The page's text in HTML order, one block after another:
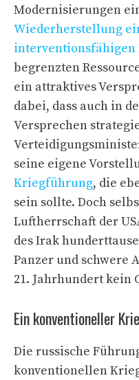
Modernisierungen
Wiederherstellung
begrenzten
ein attraktives
dabei, dass auch in
Versprechen
seine eigene
Kriegführung, die
sein sollte. Doch
Luftherrschaft der
des Irak
Panzer und schwere
21. Jahrhundert kein
Ein konventioneller
Die russische
konventionellen